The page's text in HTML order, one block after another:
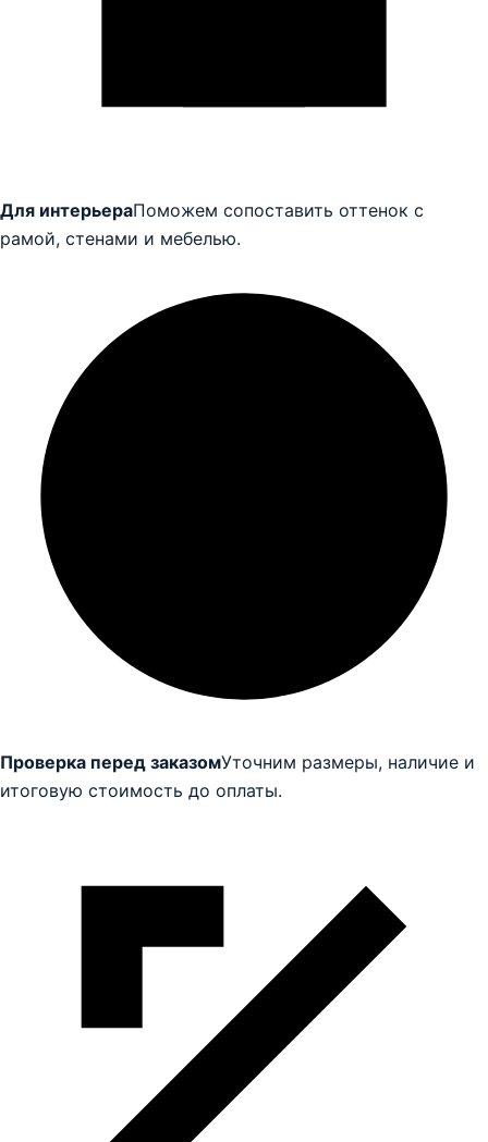
Для интерьераПоможем сопоставить оттенок с
рамой, стенами и мебелью.
Проверка перед заказомУточним размеры, наличие и
итоговую стоимость до оплаты.